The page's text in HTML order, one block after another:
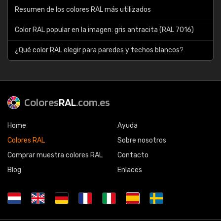
Resumen de los colores RAL más utilizados
Color RAL popular en la imagen: gris antracita (RAL 7016)
¿Qué color RAL elegir para paredes y techos blancos?
ColoresRAL.com.es
Home
Colores RAL
Comprar muestra colores RAL
Blog
Ayuda
Sobre nosotros
Contacto
Enlaces